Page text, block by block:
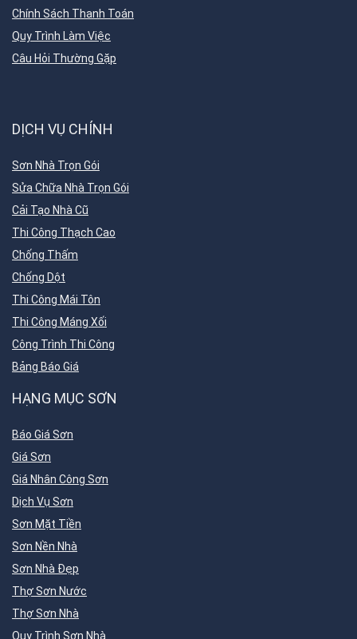
Chính Sách Thanh Toán
Quy Trình Làm Việc
Câu Hỏi Thường Gặp
DỊCH VỤ CHÍNH
Sơn Nhà Trọn Gói
Sửa Chữa Nhà Trọn Gói
Cải Tạo Nhà Cũ
Thi Công Thạch Cao
Chống Thấm
Chống Dột
Thi Công Mái Tôn
Thi Công Máng Xối
Công Trình Thi Công
Bảng Báo Giá
HẠNG MỤC SƠN
Báo Giá Sơn
Giá Sơn
Giá Nhân Công Sơn
Dịch Vụ Sơn
Sơn Mặt Tiền
Sơn Nền Nhà
Sơn Nhà Đẹp
Thợ Sơn Nước
Thợ Sơn Nhà
Quy Trình Sơn Nhà